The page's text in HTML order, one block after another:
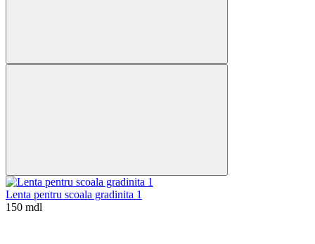
Lenta pentru scoala gradinita 1
150 mdl